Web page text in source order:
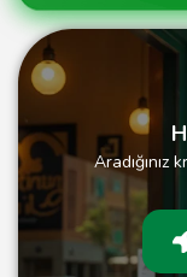
Aradığınız